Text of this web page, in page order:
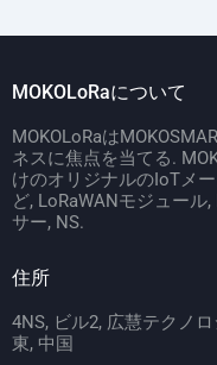
MOKOLoRaについて
MOKOLoRaは
ネスに焦点を当てる.
けのオリジナルのIoTメ
ど, LoRaWANモジュール
サー, NS.
住所
4NS, ビル2, 広慧テクノ
東, 中国